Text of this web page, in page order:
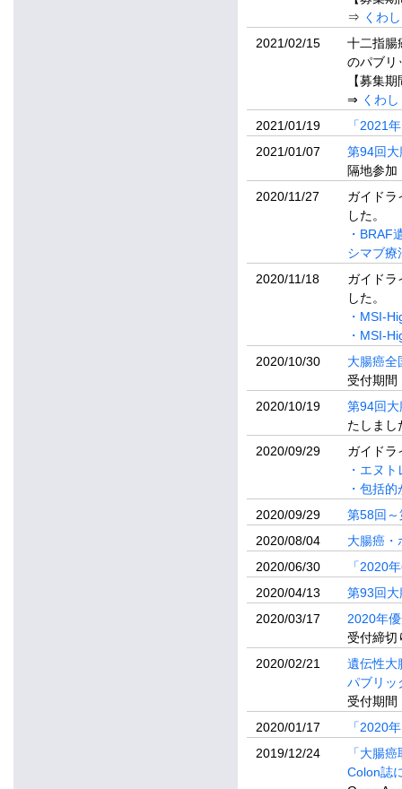
⇒ くわ
2021/02/15
十二指腸
のパブリ
【募集
⇒ くわ
2021/01/19
「2021
2021/01/07
第94回
隔地参加
2020/11/27
ガイドラ
した。
・BRAF
シマブ療
2020/11/18
ガイドラ
した。
・MSI-
・MSI-
2020/10/30
大腸癌全
受付期間
2020/10/19
第94回
たしまし
2020/09/29
ガイドラ
・エヌ
・包括
2020/09/29
第58回
2020/08/04
大腸癌・
2020/06/30
「2020
2020/04/13
第93回
2020/03/17
2020年
受付締切
2020/02/21
遺伝性大
パブリッ
受付期間
2020/01/17
「2020
2019/12/24
「大腸
Colon誌